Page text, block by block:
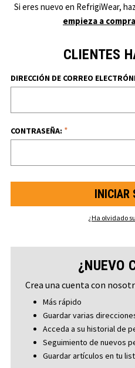
Si eres nuevo en RefrigiWear,
empieza a
CLIENTES
DIRECCIÓN DE CORREO
CONTRASEÑA: *
¿Ha olvidado
¿NUEVO
Crea una cuenta con
Más rápido
Guardar varias
Acceda a su historial de
Seguimiento de nuevos
Guardar artículos en tu